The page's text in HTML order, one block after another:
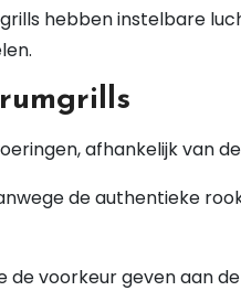
hebben instelbare
afhankelijk van
de authentieke
de voorkeur geven aan